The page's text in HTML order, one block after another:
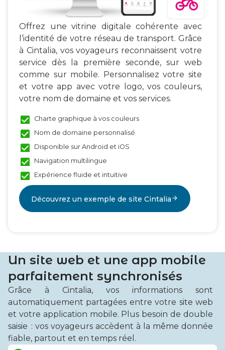
Offrez une vitrine digitale cohérente avec
l’identité de votre réseau de transport. Grâce
à Cintalia, vos voyageurs reconnaissent votre
service dès la première seconde, sur web
comme sur mobile.​ Personnalisez votre site
et votre app avec votre logo, vos couleurs,
votre nom de domaine et vos services.​
Charte graphique à vos couleurs
Nom de domaine personnalisé
Disponible sur Android et iOS
Navigation multilingue
Expérience fluide et intuitive
Découvrez un exemple de site Cintalia arrow_forward
Un site web et une app mobile
parfaitement synchronisés​
Grâce à Cintalia, vos informations sont
automatiquement partagées entre votre site web
et votre application mobile.​ Plus besoin de double
saisie : vos voyageurs accèdent à la même donnée
fiable, partout et en temps réel.​